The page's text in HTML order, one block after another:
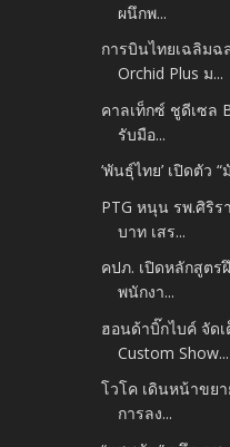
ผนึกพ...
การบินไทยเฉลิมฉ
Orchid Plus ม...
คาลเท็กซ์ ชูดีเซล
รับมือ...
‘พันธุ์ไทย’ เปิดตัว
PTG หนุน รพ.ศิริ
บาท เสร...
คปภ. เปิดหลักสูตร
พนักงา...
ฮอนด้าบิ๊กไบค์ จัด
Custom Show...
โวโค เดินหน้าขยา
การลง...